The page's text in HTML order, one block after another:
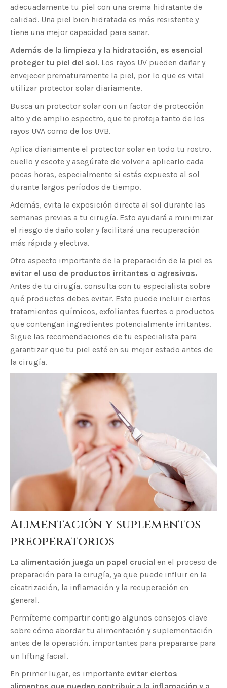
adecuadamente tu piel con una crema hidratante de
calidad. Una piel bien hidratada es más resistente y
tiene una mejor capacidad para sanar.
Además de la limpieza y la hidratación, es esencial
proteger tu piel del sol. Los rayos UV pueden dañar y
envejecer prematuramente la piel, por lo que es vital
utilizar protector solar diariamente.
Busca un protector solar con un factor de protección
alto y de amplio espectro, que te proteja tanto de los
rayos UVA como de los UVB.
Aplica diariamente el protector solar en todo tu rostro,
cuello y escote y asegúrate de volver a aplicarlo cada
pocas horas, especialmente si estás expuesto al sol
durante largos períodos de tiempo.
Además, evita la exposición directa al sol durante las
semanas previas a tu cirugía. Esto ayudará a minimizar
el riesgo de daño solar y facilitará una recuperación
más rápida y efectiva.
Otro aspecto importante de la preparación de la piel es
evitar el uso de productos irritantes o agresivos.
Antes de tu cirugía, consulta con tu especialista sobre
qué productos debes evitar. Esto puede incluir ciertos
tratamientos químicos, exfoliantes fuertes o productos
que contengan ingredientes potencialmente irritantes.
Sigue las recomendaciones de tu especialista para
garantizar que tu piel esté en su mejor estado antes de
la cirugía.
Alimentación y suplementos
preoperatorios
La alimentación juega un papel crucial en el proceso de
preparación para la cirugía, ya que puede influir en la
cicatrización, la inflamación y la recuperación en
general.
Permíteme compartir contigo algunos consejos clave
sobre cómo abordar tu alimentación y suplementación
antes de la operación, importantes para prepararse para
un lifting facial.
En primer lugar, es importante evitar ciertos
alimentos que pueden contribuir a la inflamación y a